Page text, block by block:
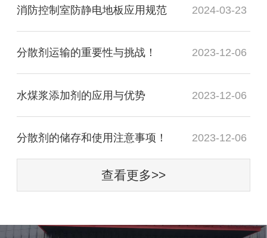
消防控制室防静电地板应用规范 2024-03-23
分散剂运输的重要性与挑战！ 2023-12-06
水煤浆添加剂的应用与优势 2023-12-06
分散剂的储存和使用注意事项！ 2023-12-06
查看更多>>